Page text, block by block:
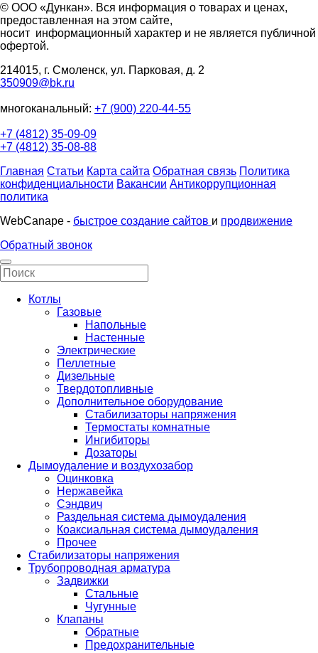
© ООО «Дункан». Вся информация о товарах и ценах,
предоставленная на этом сайте,
носит информационный характер и не является публичной
офертой.
214015, г. Смоленск, ул. Парковая, д. 2
350909@bk.ru
многоканальный: +7 (900) 220-44-55
+7 (4812) 35-09-09
+7 (4812) 35-08-88
Главная Статьи Карта сайта Обратная связь Политика
конфиденциальности Вакансии Антикоррупционная
политика
WebCanape - быстрое создание сайтов и продвижение
Обратный звонок
Котлы
Газовые
Напольные
Настенные
Электрические
Пеллетные
Дизельные
Твердотопливные
Дополнительное оборудование
Стабилизаторы напряжения
Термостаты комнатные
Ингибиторы
Дозаторы
Дымоудаление и воздухозабор
Оцинковка
Нержавейка
Сэндвич
Раздельная система дымоудаления
Коаксиальная система дымоудаления
Прочее
Стабилизаторы напряжения
Трубопроводная арматура
Задвижки
Стальные
Чугунные
Клапаны
Обратные
Предохранительные